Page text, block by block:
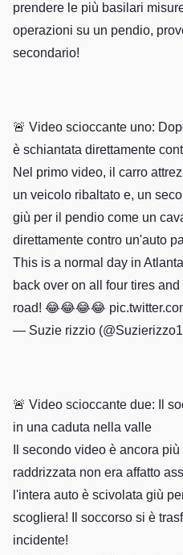
prendere le più basilari
operazioni su un pendio,
secondario!
🚨 Video scioccante uno:
è schiantata direttamente
Nel primo video, il carro
un veicolo ribaltato e, un
giù per il pendio come un
direttamente contro un'auto
This is a normal day in
back over on all four tires
road! 😂😂😂😂
— Suzie rizzio
🚨 Video scioccante due: Il
in una caduta nella valle
Il secondo video è ancora
raddrizzata non era affatto
l'intera auto è scivolata giù
scogliera! Il soccorso si è
incidente!